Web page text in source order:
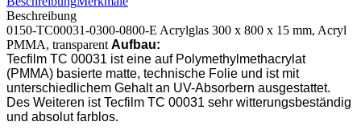
Beschreibung
0150-TC00031-0300-0800-E Acrylglas 300 x 800 x 15 mm, Acryl
PMMA, transparentAufbau:
Tecfilm TC 00031 ist eine auf Polymethylmethacrylat
(PMMA) basierte matte, technische Folie und ist mit
unterschiedlichem Gehalt an UV-Absorbern ausgestattet.
Des Weiteren ist Tecfilm TC 00031 sehr witterungsbeständig
und absolut farblos.